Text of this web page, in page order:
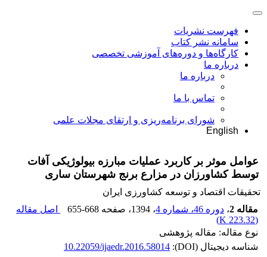
فهرست نشریات
سامانه نشر کتاب
کارگاه‌ها و دوره‌های آموزشی تخصصی
درباره ما
درباره ما
تماس با ما
شورای برنامه‌ریزی و ارتقای مجلات علمی
English
عوامل موثر بر کاربرد عملیات مبارزه بیولوژیکی آفات
توسط کشاورزان در مزارع برنج شهرستان ساری
تحقیقات اقتصاد و توسعه کشاورزی ایران
مقاله 2
، دوره 46، شماره 4 ، 1394 ، صفحه 655-668
اصل مقاله
(
223.32 K
)
نوع مقاله: مقاله پژوهشی
شناسه دیجیتال (DOI):
10.22059/ijaedr.2016.58014